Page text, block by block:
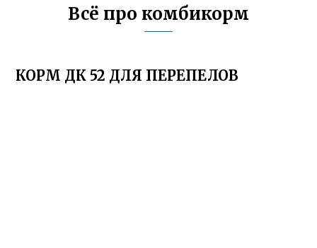
Всё про комбикорм
КОРМ ДК 52 ДЛЯ ПЕРЕПЕЛОВ